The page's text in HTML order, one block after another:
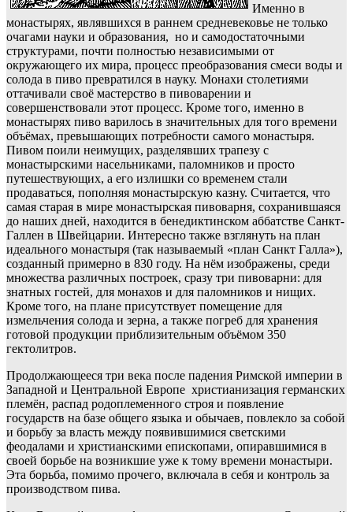
Именно в
монастырях, являвшихся в раннем средневековье не только
очагами науки и образования, но и самодостаточными
структурами, почти полностью независимыми от
окружающего их мира, процесс преобразования смеси воды и
солода в пиво превратился в науку. Монахи столетиями
оттачивали своё мастерство в пивоварении и
совершенствовали этот процесс. Кроме того, именно в
монастырях пиво варилось в значительных для того времени
объёмах, превышающих потребности самого монастыря.
Пивом поили неимущих, разделявших трапезу с
монастырскими насельниками, паломников и просто
путешествующих, а его излишки со временем стали
продаваться, пополняя монастырскую казну. Считается, что
самая старая в мире монастырская пивоварня, сохранившаяся
до наших дней, находится в бенедиктинском аббатстве Санкт-
Галлен в Швейцарии. Интересно также взглянуть на план
идеального монастыря (так называемый «план Санкт Галла»),
созданный примерно в 830 году. На нём изображены, среди
множества различных построек, сразу три пивоварни: для
знатных гостей, для монахов и для паломников и нищих.
Кроме того, на плане присутствует помещение для
измельчения солода и зерна, а также погреб для хранения
готовой продукции приблизительным объёмом 350
гектолитров.
Продолжающееся три века после падения Римской империи в
Западной и Центральной Европе христианизация германских
племён, распад родоплеменного строя и появление
государств на базе общего языка и обычаев, повлекло за собой
и борьбу за власть между появившимися светскими
феодалами и христианскими епископами, опиравшимися в
своей борьбе на возникшие уже к тому времени монастыри.
Эта борьба, помимо прочего, включала в себя и контроль за
производством пива.